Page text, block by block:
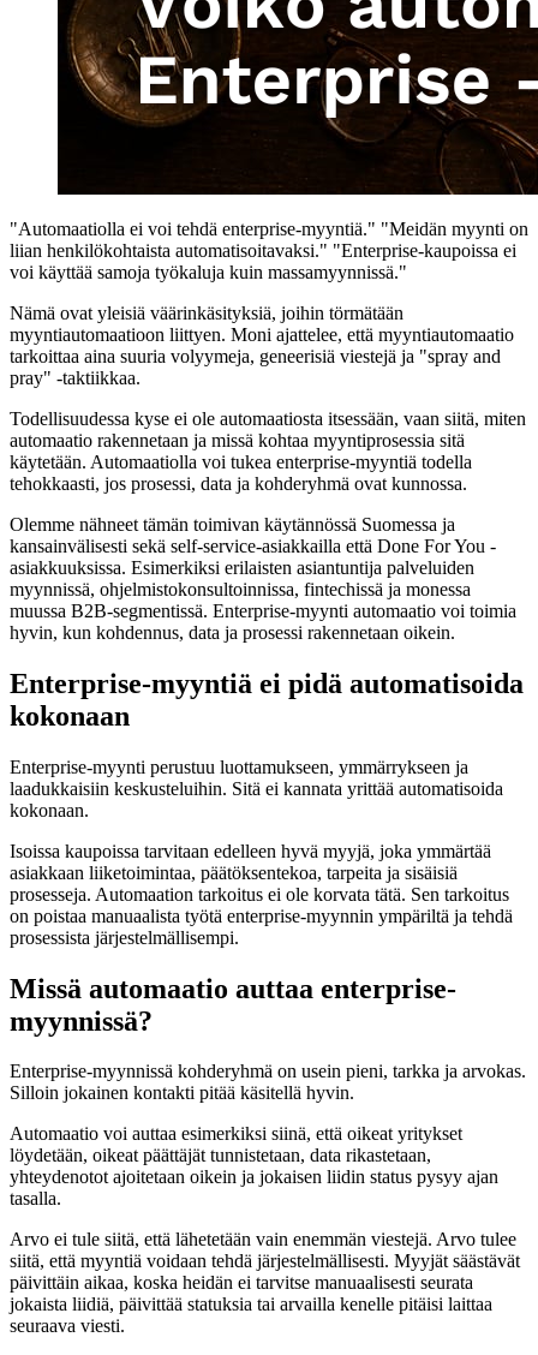
"Automaatiolla ei voi tehdä enterprise-myyntiä." "Meidän myynti on
liian henkilökohtaista automatisoitavaksi." "Enterprise-kaupoissa ei
voi käyttää samoja työkaluja kuin massamyynnissä."
Nämä ovat yleisiä väärinkäsityksiä, joihin törmätään
myyntiautomaatioon liittyen. Moni ajattelee, että myyntiautomaatio
tarkoittaa aina suuria volyymeja, geneerisiä viestejä ja "spray and
pray" -taktiikkaa.
Todellisuudessa kyse ei ole automaatiosta itsessään, vaan siitä, miten
automaatio rakennetaan ja missä kohtaa myyntiprosessia sitä
käytetään. Automaatiolla voi tukea enterprise-myyntiä todella
tehokkaasti, jos prosessi, data ja kohderyhmä ovat kunnossa.
Olemme nähneet tämän toimivan käytännössä Suomessa ja
kansainvälisesti sekä self-service-asiakkailla että Done For You -
asiakkuuksissa. Esimerkiksi erilaisten asiantuntija palveluiden
myynnissä, ohjelmistokonsultoinnissa, fintechissä ja monessa
muussa B2B-segmentissä. Enterprise-myynti automaatio voi toimia
hyvin, kun kohdennus, data ja prosessi rakennetaan oikein.
Enterprise-myyntiä ei pidä automatisoida
kokonaan
Enterprise-myynti perustuu luottamukseen, ymmärrykseen ja
laadukkaisiin keskusteluihin. Sitä ei kannata yrittää automatisoida
kokonaan.
Isoissa kaupoissa tarvitaan edelleen hyvä myyjä, joka ymmärtää
asiakkaan liiketoimintaa, päätöksentekoa, tarpeita ja sisäisiä
prosesseja. Automaation tarkoitus ei ole korvata tätä. Sen tarkoitus
on poistaa manuaalista työtä enterprise-myynnin ympäriltä ja tehdä
prosessista järjestelmällisempi.
Missä automaatio auttaa enterprise-
myynnissä?
Enterprise-myynnissä kohderyhmä on usein pieni, tarkka ja arvokas.
Silloin jokainen kontakti pitää käsitellä hyvin.
Automaatio voi auttaa esimerkiksi siinä, että oikeat yritykset
löydetään, oikeat päättäjät tunnistetaan, data rikastetaan,
yhteydenotot ajoitetaan oikein ja jokaisen liidin status pysyy ajan
tasalla.
Arvo ei tule siitä, että lähetetään vain enemmän viestejä. Arvo tulee
siitä, että myyntiä voidaan tehdä järjestelmällisesti. Myyjät säästävät
päivittäin aikaa, koska heidän ei tarvitse manuaalisesti seurata
jokaista liidiä, päivittää statuksia tai arvailla kenelle pitäisi laittaa
seuraava viesti.